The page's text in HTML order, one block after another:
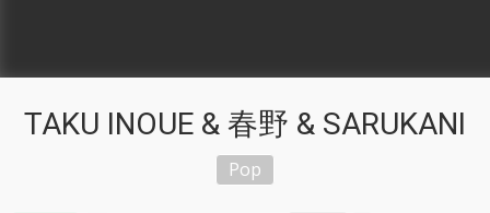
TAKU INOUE & 春野 & SARUKANI
Pop